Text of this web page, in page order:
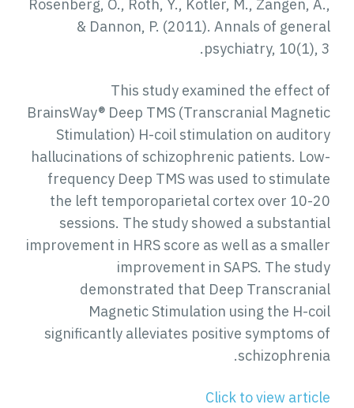
Rosenberg, O., Roth, Y., Kotler, M., Zangen, A.,
& Dannon, P. (2011). Annals of general
psychiatry, 10(1), 3.
This study examined the effect of
BrainsWay® Deep TMS (Transcranial Magnetic
Stimulation) H-coil stimulation on auditory
hallucinations of schizophrenic patients. Low-
frequency Deep TMS was used to stimulate
the left temporoparietal cortex over 10-20
sessions. The study showed a substantial
improvement in HRS score as well as a smaller
improvement in SAPS. The study
demonstrated that Deep Transcranial
Magnetic Stimulation using the H-coil
significantly alleviates positive symptoms of
schizophrenia.
Click to view article